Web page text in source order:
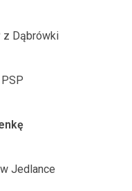
z Dąbrówki
Jedlance